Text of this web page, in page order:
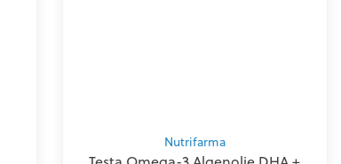
Nutrifarma